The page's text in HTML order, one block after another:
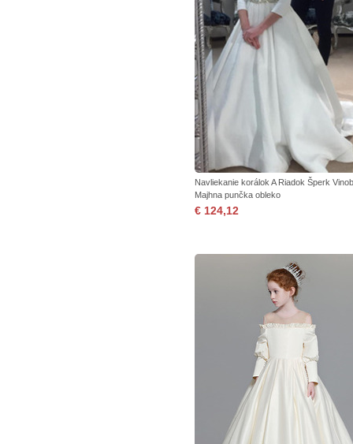
Navliekanie korálok A Riadok Šperk
Majhna punčka obleko
€ 124,12